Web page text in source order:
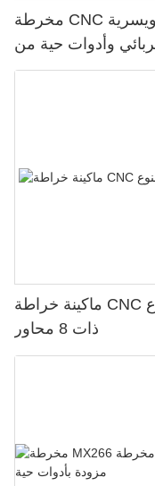
مخرطة CNC سويسرية TD265 ذات 5 محاور مع مغزل
ماكينة خراطة CNC سويسرية من النوع JSWAY D208
ذات 8 محاور